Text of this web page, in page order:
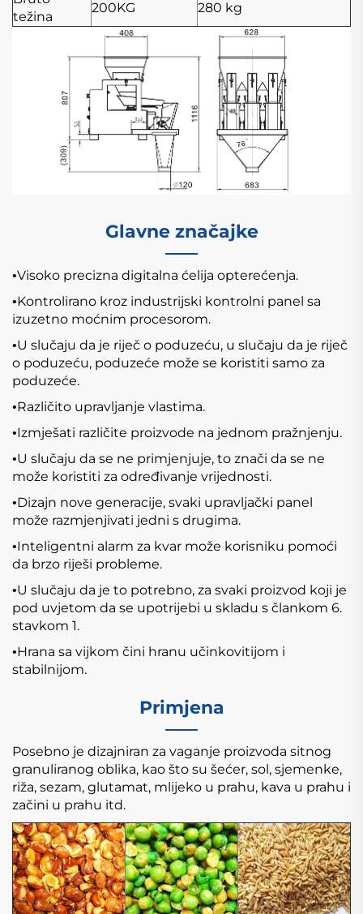
težina
200KG 280 kg
Glavne značajke
•Visoko precizna digitalna ćelija opterećenja.
•Kontrolirano kroz industrijski kontrolni panel sa
izuzetno moćnim procesorom.
•U slučaju da je riječ o poduzeću, u slučaju da je riječ
o poduzeću, poduzeće može se koristiti samo za
poduzeće.
•Različito upravljanje vlastima.
•Izmješati različite proizvode na jednom pražnjenju.
•U slučaju da se ne primjenjuje, to znači da se ne
može koristiti za određivanje vrijednosti.
•Dizajn nove generacije, svaki upravljački panel
može razmjenjivati jedni s drugima.
•Inteligentni alarm za kvar može korisniku pomoći
da brzo riješi probleme.
•U slučaju da je to potrebno, za svaki proizvod koji je
pod uvjetom da se upotrijebi u skladu s člankom 6.
stavkom 1.
•Hrana sa vijkom čini hranu učinkovitijom i
stabilnijom.
Primjena
Posebno je dizajniran za vaganje proizvoda sitnog
granuliranog oblika, kao što su šećer, sol, sjemenke,
riža, sezam, glutamat, mlijeko u prahu, kava u prahu i
začini u prahu itd.